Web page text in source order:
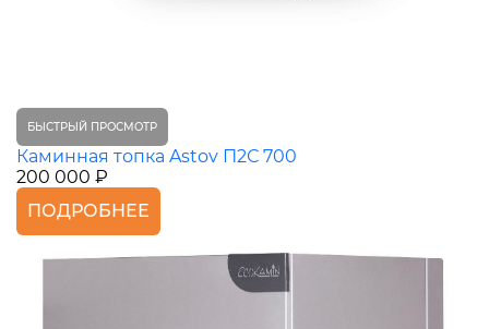
БЫСТРЫЙ ПРОСМОТР
Каминная топка Astov П2С 700
200 000 ₽
ПОДРОБНЕЕ